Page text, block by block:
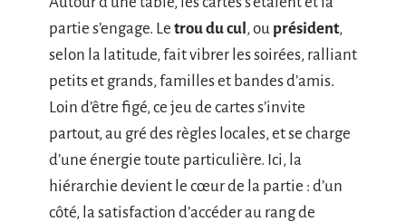
partie s’engage. Le trou du cul, ou président,
selon la latitude, fait vibrer les soirées, ralliant
petits et grands, familles et bandes d’amis.
Loin d’être figé, ce jeu de cartes s’invite
partout, au gré des règles locales, et se charge
d’une énergie toute particulière. Ici, la
hiérarchie devient le cœur de la partie : d’un
côté, la satisfaction d’accéder au rang de